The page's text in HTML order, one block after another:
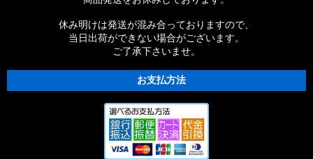
休み明けは発送が混み合っておりますので、
当日出荷ができない場合がございます。
ご了承下さいませ。
お支払方法